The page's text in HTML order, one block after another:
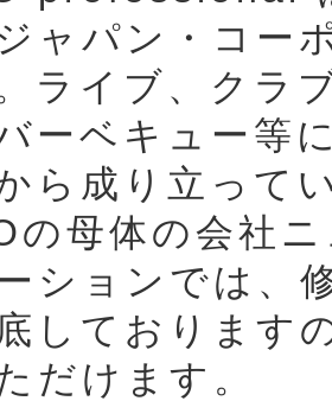
ャパン・コー
ライブ、クラ
ーベキュー等
ら成り立って
の母体の会社
ションでは、
しております
だけます。